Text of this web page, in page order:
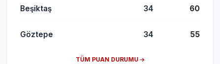
Beşiktaş 34 60
Göztepe 34 55
TÜM PUAN DURUMU